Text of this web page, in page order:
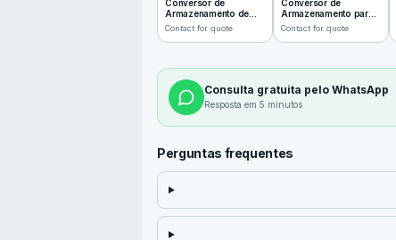
Conversor de
Armazenamento de
Energia HBPS
15~60kW
Contact for quote
Conversor de
Armazenamento para
Micro-rede HCPS
100~125kW
Contact for quote
Consulta gratuita pelo WhatsApp
Resposta em 5 minutos
Perguntas frequentes